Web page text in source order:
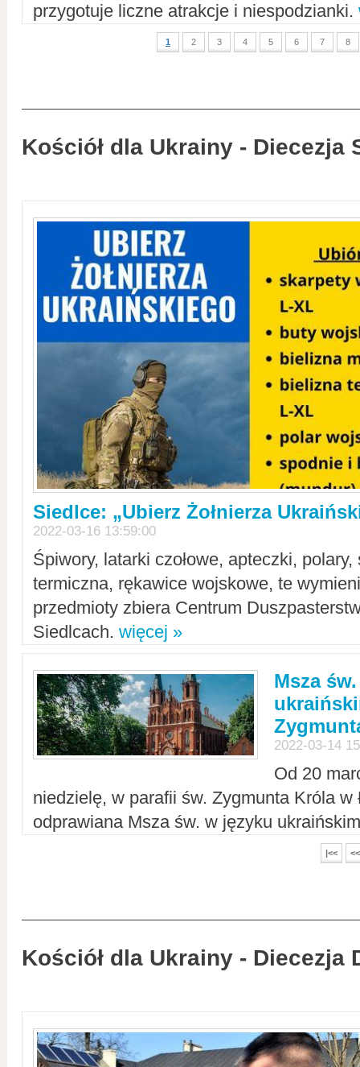
przygotuje liczne atrakcje i niespodzianki.
1 2 3 4 5 6 7 8
Kościół dla Ukrainy - Diecezja
Siedlce: „Ubierz Żołnierza
2022-03-16 13:59:00
Śpiwory, latarki czołowe, apteczki,
termiczna, rękawice wojskowe, te
przedmioty zbiera Centrum
Siedlcach. więcej »
Msza
2022-03-14
Od 20
niedzielę, w parafii św. Zygmunta Króla w
odprawiana Msza św. w języku
|<< <<
Kościół dla Ukrainy - Diecezja